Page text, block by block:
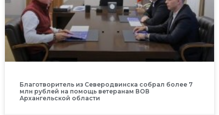
Благотворитель из Северодвинска собрал более 7
млн рублей на помощь ветеранам ВОВ
Архангельской области